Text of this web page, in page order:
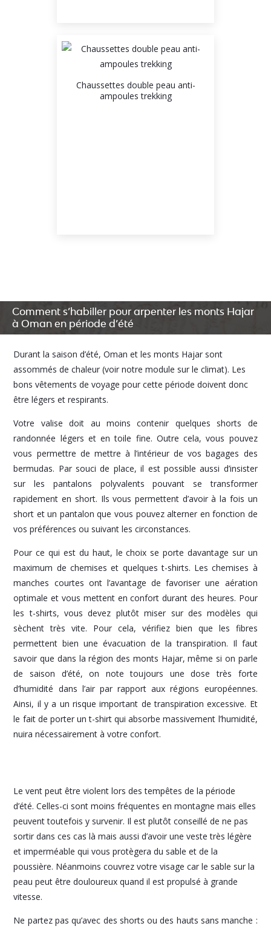
Chaussettes double peau anti-
ampoules trekking
Comment s’habiller pour arpenter les monts Hajar
à Oman en période d’été
Durant la saison d’été, Oman et les monts Hajar sont
assommés de chaleur (voir notre module sur le climat). Les
bons vêtements de voyage pour cette période doivent donc
être légers et respirants.
Votre valise doit au moins contenir quelques shorts de
randonnée légers et en toile fine. Outre cela, vous pouvez
vous permettre de mettre à l’intérieur de vos bagages des
bermudas. Par souci de place, il est possible aussi d’insister
sur les pantalons polyvalents pouvant se transformer
rapidement en short. Ils vous permettent d’avoir à la fois un
short et un pantalon que vous pouvez alterner en fonction de
vos préférences ou suivant les circonstances.
Pour ce qui est du haut, le choix se porte davantage sur un
maximum de chemises et quelques t-shirts. Les chemises à
manches courtes ont l’avantage de favoriser une aération
optimale et vous mettent en confort durant des heures. Pour
les t-shirts, vous devez plutôt miser sur des modèles qui
sèchent très vite. Pour cela, vérifiez bien que les fibres
permettent bien une évacuation de la transpiration. Il faut
savoir que dans la région des monts Hajar, même si on parle
de saison d’été, on note toujours une dose très forte
d’humidité dans l’air par rapport aux régions européennes.
Ainsi, il y a un risque important de transpiration excessive. Et
le fait de porter un t-shirt qui absorbe massivement l’humidité,
nuira nécessairement à votre confort.
Le vent peut être violent lors des tempêtes de la période
d’été. Celles-ci sont moins fréquentes en montagne mais elles
peuvent toutefois y survenir. Il est plutôt conseillé de ne pas
sortir dans ces cas là mais aussi d’avoir une veste très légère
et imperméable qui vous protègera du sable et de la
poussière. Néanmoins couvrez votre visage car le sable sur la
peau peut être douloureux quand il est propulsé à grande
vitesse.
Ne partez pas qu’avec des shorts ou des hauts sans manche :